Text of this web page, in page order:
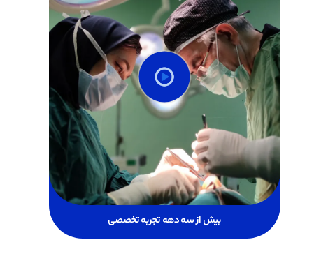
بیش از سه دهه تجربه تخصصی